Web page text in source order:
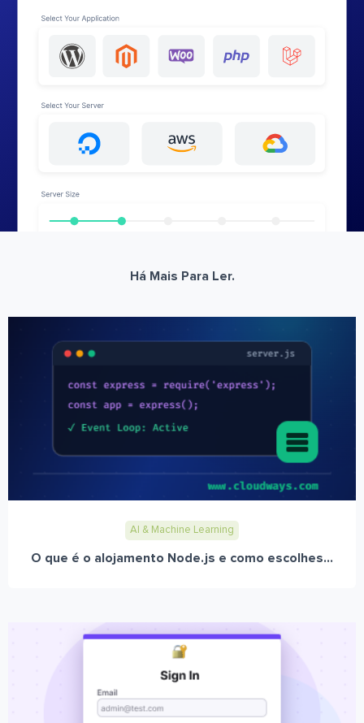
Há Mais Para Ler.
AI & Machine Learning
O que é o alojamento Node.js e como escolhes...